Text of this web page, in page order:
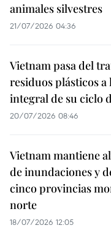
animales silvestres
21/07/2026 04:36
Vietnam pasa del
residuos plásticos a
integral de su ciclo
20/07/2026 08:46
Vietnam mantiene
de inundaciones y
cinco provincias
norte
18/07/2026 12:05